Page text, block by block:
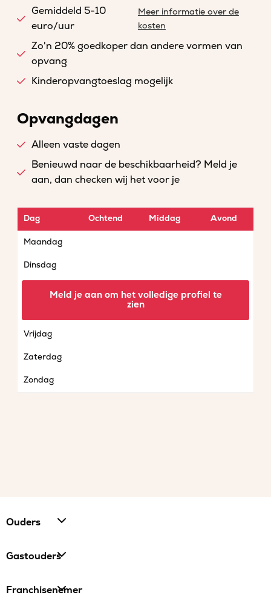
Gemiddeld 5-10
euro/uur
Meer informatie over de
kosten
Zo'n 20% goedkoper dan andere vormen van
opvang
Kinderopvangtoeslag mogelijk
Opvangdagen
Alleen vaste dagen
Benieuwd naar de beschikbaarheid? Meld je
aan, dan checken wij het voor je
Dag Ochtend Middag Avond
Maandag
Dinsdag
Vrijdag
Zaterdag
Zondag
Meld je aan om het volledige profiel te
zien
Ouders
Gastouders
Franchisenemer